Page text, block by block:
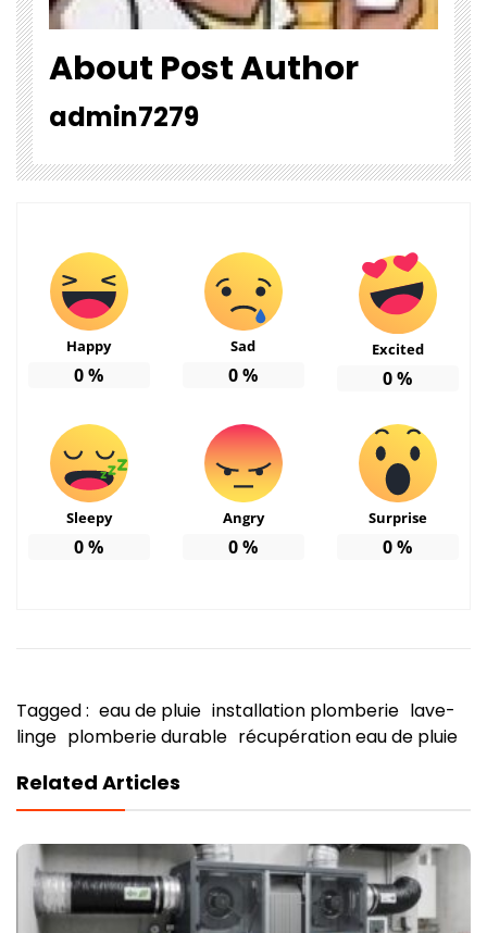
About Post Author
admin7279
Happy
0%
Sad
0%
Excited
0%
Sleepy
0%
Angry
0%
Surprise
0%
Tagged : eau de pluie installation plomberie lave-
linge plomberie durable récupération eau de pluie
Related Articles